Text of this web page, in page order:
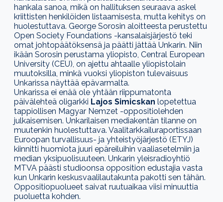
hankala sanoa, mikä on hallituksen seuraava askel
kriittisten henkilöiden listaamisesta, mutta kehitys on
huolestuttava. George Sorosin aloitteesta perustettu
Open Society Foundations -kansalaisjärjestö teki
omat johtopäätöksensä ja päätti jättää Unkarin. Niin
ikään Sorosin perustama yliopisto, Central European
University (CEU), on ajettu ahtaalle yliopistolain
muutoksilla, minkä vuoksi yliopiston tulevaisuus
Unkarissa näyttää epävarmalta.
Unkarissa ei enää ole yhtään riippumatonta
päivälehteä oligarkki Lajos Simicskan lopetettua
tappiollisen Magyar Nemzet -oppositiolehden
julkaisemisen. Unkarilaisen mediakentän tilanne on
muutenkin huolestuttava. Vaalitarkkailuraportissaan
Euroopan turvallisuus- ja yhteistyöjärjestö (ETYJ)
kiinnitti huomiota juuri epäreiluihin vaaliasetelmiin ja
median yksipuolisuuteen. Unkarin yleisradioyhtiö
MTVA päästi studioonsa opposition edustajia vasta
kun Unkarin keskusvaalilautakunta pakotti sen tähän.
Oppositiopuolueet saivat ruutuaikaa viisi minuuttia
puoluetta kohden.